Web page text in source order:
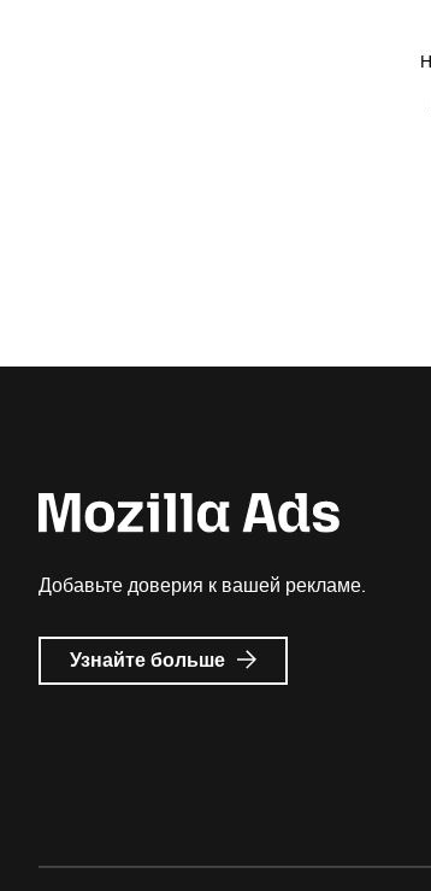
Добавьте доверия к вашей рекламе.
Узнайте больше о
Реклама